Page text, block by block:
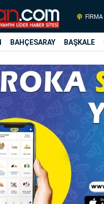
FİRMA
BAHÇESARAY BAŞKALE